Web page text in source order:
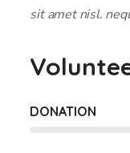
sit amet nisl.
DONATION